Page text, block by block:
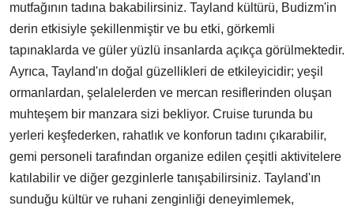
mutfağının tadına bakabilirsiniz. Tayland kültürü, Budizm'in
derin etkisiyle şekillenmiştir ve bu etki, görkemli
tapınaklarda ve güler yüzlü insanlarda açıkça görülmektedir.
Ayrıca, Tayland'ın doğal güzellikleri de etkileyicidir; yeşil
ormanlardan, şelalelerden ve mercan resiflerinden oluşan
muhteşem bir manzara sizi bekliyor. Cruise turunda bu
yerleri keşfederken, rahatlık ve konforun tadını çıkarabilir,
gemi personeli tarafından organize edilen çeşitli aktivitelere
katılabilir ve diğer gezginlerle tanışabilirsiniz. Tayland'ın
sunduğu kültür ve ruhani zenginliği deneyimlemek,